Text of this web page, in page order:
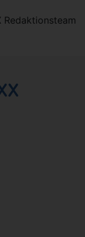
Redaktionsteam